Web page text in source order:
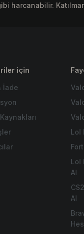
için
İade
Lol
Lol
Al
Al